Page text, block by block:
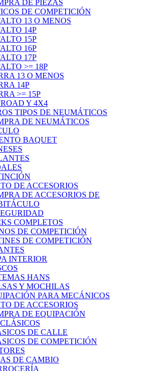
DE PIEZAS
DE COMPETICIÓN
13 O MENOS
14P
15P
16P
17P
>= 18P
13 O MENOS
14P
>= 15P
Y 4X4
TIPOS DE NEUMÁTICOS
DE NEUMÁTICOS
BAQUET
DE ACCESORIOS
DE ACCESORIOS DE
COMPLETOS
DE COMPETICIÓN
DE COMPETICIÓN
INTERIOR
HANS
Y MOCHILAS
PARA MECÁNICOS
DE ACCESORIOS
DE EQUIPACIÓN
DE CALLE
DE COMPETICIÓN
DE CAMBIO